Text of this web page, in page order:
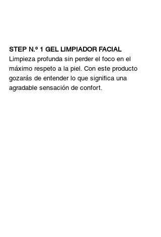
STEP N.º 1 GEL LIMPIADOR FACIAL
Limpieza profunda sin perder el foco en el
máximo respeto a la piel. Con este producto
gozarás de entender lo que significa una
agradable sensación de confort.